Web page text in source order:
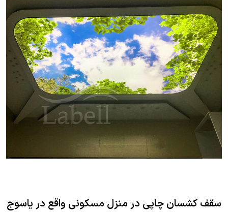
سقف کشسان چاپی در منزل مسکونی واقع در یاسوج